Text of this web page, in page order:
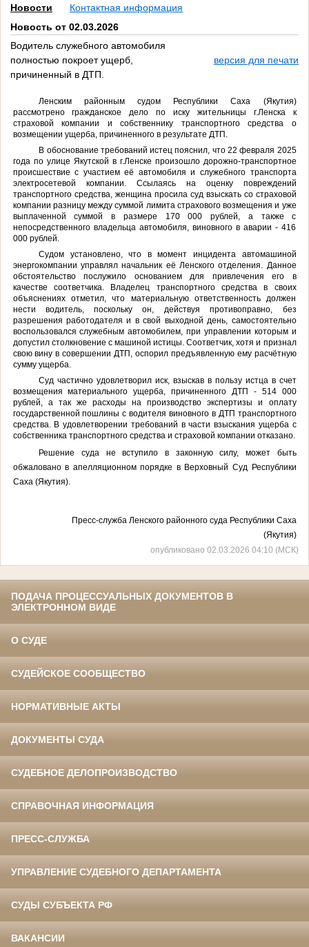
Новости
Контактная информация
Новость от 02.03.2026
Водитель служебного автомобиля
полностью покроет ущерб,
причиненный в ДТП.
версия для печати
Ленским районным судом Республики Саха (Якутия)
рассмотрено гражданское дело по иску жительницы г.Ленска к
страховой компании и собственнику транспортного средства о
возмещении ущерба, причиненного в результате ДТП.
В обоснование требований истец пояснил, что 22 февраля 2025
года по улице Якутской в г.Ленске произошло дорожно-транспортное
происшествие с участием её автомобиля и служебного транспорта
электросетевой компании. Ссылаясь на оценку повреждений
транспортного средства, женщина просила суд взыскать со страховой
компании разницу между суммой лимита страхового возмещения и уже
выплаченной суммой в размере 170 000 рублей, а также с
непосредственного владельца автомобиля, виновного в аварии - 416
000 рублей.
Судом установлено, что в момент инцидента автомашиной
энергокомпании управлял начальник её Ленского отделения. Данное
обстоятельство послужило основанием для привлечения его в
качестве соответчика. Владелец транспортного средства в своих
объяснениях отметил, что материальную ответственность должен
нести водитель, поскольку он, действуя противоправно, без
разрешения работодателя и в свой выходной день, самостоятельно
воспользовался служебным автомобилем, при управлении которым и
допустил столкновение с машиной истицы. Соответчик, хотя и признал
свою вину в совершении ДТП, оспорил предъявленную ему расчётную
сумму ущерба.
Суд частично удовлетворил иск, взыскав в пользу истца в счет
возмещения материального ущерба, причиненного ДТП - 514 000
рублей, а так же расходы на производство экспертизы и оплату
государственной пошлины с водителя виновного в ДТП транспортного
средства. В удовлетворении требований в части взыскания ущерба с
собственника транспортного средства и страховой компании отказано.
Решение суда не вступило в законную силу, может быть
обжаловано в апелляционном порядке в Верховный Суд Республики
Саха (Якутия).
Пресс-служба Ленского районного суда Республики Саха
(Якутия)
опубликовано 02.03.2026 04:10 (МСК)
ПОДАЧА ПРОЦЕССУАЛЬНЫХ ДОКУМЕНТОВ В
ЭЛЕКТРОННОМ ВИДЕ
О СУДЕ
СУДЕЙСКОЕ СООБЩЕСТВО
НОРМАТИВНЫЕ АКТЫ
ДОКУМЕНТЫ СУДА
СУДЕБНОЕ ДЕЛОПРОИЗВОДСТВО
СПРАВОЧНАЯ ИНФОРМАЦИЯ
ПРЕСС-СЛУЖБА
УПРАВЛЕНИЕ СУДЕБНОГО ДЕПАРТАМЕНТА
СУДЫ СУБЪЕКТА РФ
ВАКАНСИИ